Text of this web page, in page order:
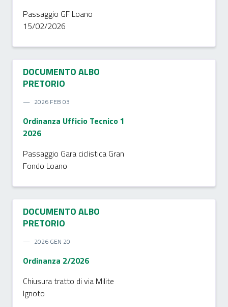
Passaggio GF Loano
15/02/2026
DOCUMENTO ALBO
PRETORIO
2026 FEB 03
Ordinanza Ufficio Tecnico 1
2026
Passaggio Gara ciclistica Gran
Fondo Loano
DOCUMENTO ALBO
PRETORIO
2026 GEN 20
Ordinanza 2/2026
Chiusura tratto di via Milite
Ignoto